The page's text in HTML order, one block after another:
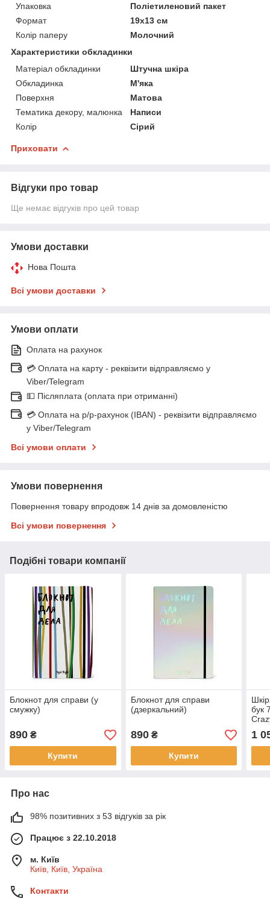
Упаковка
Поліетиленовий пакет
Формат
19х13 см
Колір паперу
Молочний
Характеристики обкладинки
Матеріал обкладинки
Штучна шкіра
Обкладинка
М'яка
Поверхня
Матова
Тематика декору, малюнка
Написи
Колір
Сірий
Приховати
Відгуки про товар
Ще немає відгуків про цей товар
Умови доставки
Нова Пошта
Всі умови доставки
Умови оплати
Оплата на рахунок
💳 Оплата на карту - реквізити відправляємо у
Viber/Telegram
💵 Післяплата (оплата при отриманні)
💳 Оплата на р/р-рахунок (IBAN) - реквізити відправляємо
у Viber/Telegram
Всі умови оплати
Умови повернення
Повернення товару впродовж 14 днів за домовленістю
Всі умови повернення
Подібні товари компанії
Блокнот для справи (у
смужку)
890 ₴
Купити
Блокнот для справи
(дзеркальний)
890₴
Купити
бук
1
Про нас
98% позитивних з 53 відгуків за рік
Працює з 22.10.2018
м. Київ
Київ, Київ, Україна
Контакти